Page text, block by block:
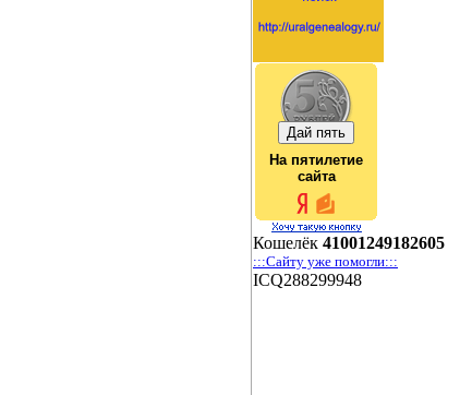
На пятилетие
сайта
Кошелёк 41001249182605
:::Сайту уже помогли:::
ICQ288299948